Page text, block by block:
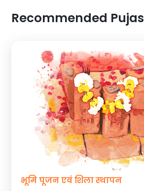
Recommended Pujas
भूमि पूजन एवं शिला स्थापन